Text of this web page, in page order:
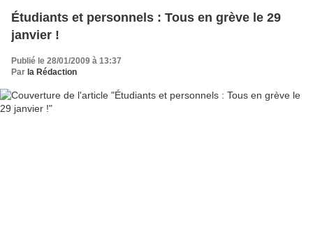
Étudiants et personnels : Tous en grève le 29
janvier !
Publié le 28/01/2009 à 13:37
Par la Rédaction